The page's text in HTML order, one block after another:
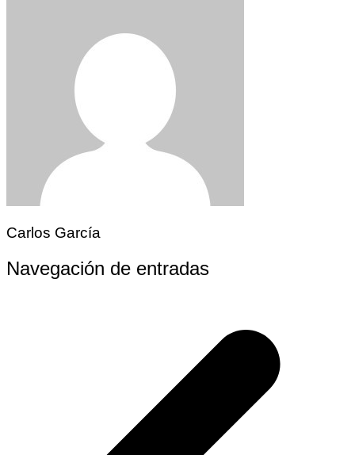
Carlos García
Navegación de entradas